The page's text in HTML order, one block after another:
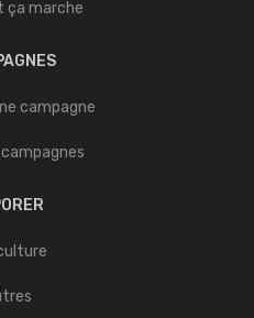
ça marche
campagne